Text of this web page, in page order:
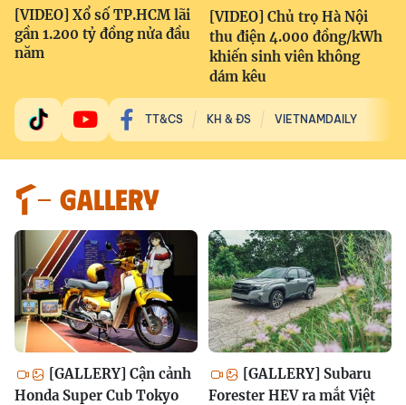
[VIDEO] Xổ số TP.HCM lãi
gần 1.200 tỷ đồng nửa đầu
năm
[VIDEO] Chủ trọ Hà Nội
thu điện 4.000 đồng/kWh
khiến sinh viên không
dám kêu
TT&CS KH & ĐS VIETNAMDAILY
GALLERY
[GALLERY] Cận cảnh
Honda Super Cub Tokyo
[GALLERY] Subaru
Forester HEV ra mắt Việt